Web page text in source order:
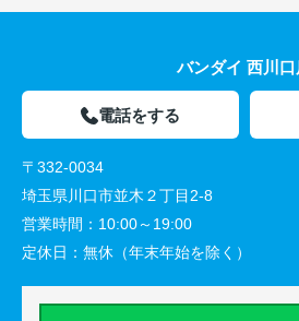
バンダイ 西川口
電話をする
〒332-0034
埼玉県川口市並木２丁目2-8
営業時間： 10:00～19:00
定休日： 無休（年末年始を除く）